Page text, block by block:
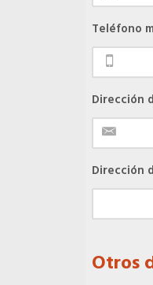
Información a la
Una gran
OFERTAS DE EMPLEO
Candidatos
Teléfono
Dirección
Dirección
Otros